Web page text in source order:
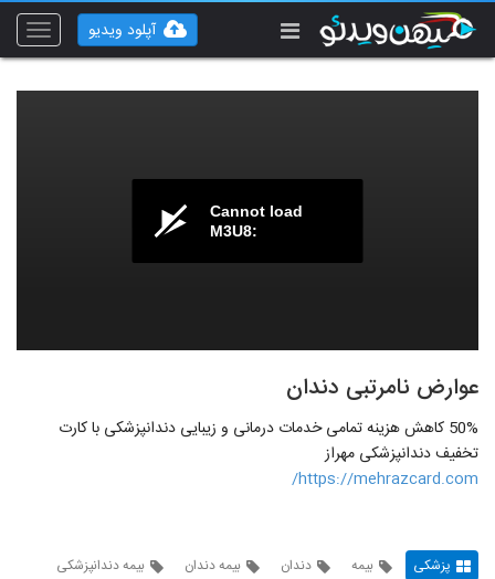
Toggle
آپلود ویدیو
Cannot load
M3U8:
عوارض نامرتبی دندان
50% کاهش هزینه تمامی خدمات درمانی و زیبایی دندانپزشکی با کارت
تخفیف دندانپزشکی مهراز
https://mehrazcard.com/
پزشکی بیمه دندان بیمه دندان
بیمه دندانپزشکی